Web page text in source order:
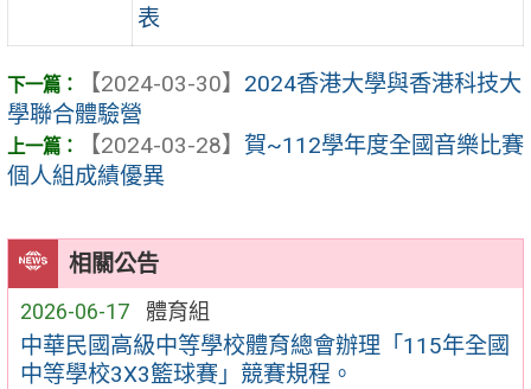
相關公告
2026-06-17 體育組
中華民國高級中等學校體育總會辦理「115年全國
中等學校3X3籃球賽」競賽規程。
表
【2024-03-30】 2024香港大學與香港科技大
學聯合體驗營
【2024-03-28】 賀~112學年度全國音樂比賽
個人組成績優異